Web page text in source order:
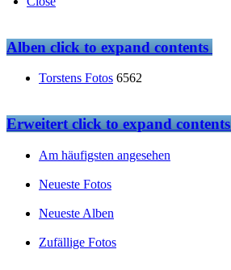
Albenclick to expand contents
Torstens Fotos 6562
Erweitertclick to expand contents
Am häufigsten angesehen
Neueste Fotos
Neueste Alben
Zufällige Fotos